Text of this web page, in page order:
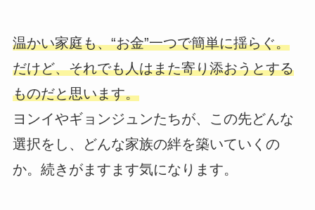
温かい家庭も、“お金”一つで簡単に揺らぐ。
だけど、それでも人はまた寄り添おうとする
ものだと思います。
ヨンイやギョンジュンたちが、この先どんな
選択をし、どんな家族の絆を築いていくの
か。続きがますます気になります。